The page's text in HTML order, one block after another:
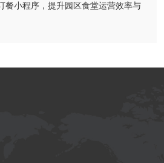
餐小程序，提升园区食堂运营效率与